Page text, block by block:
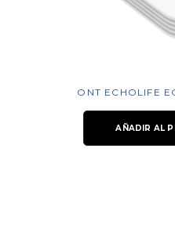
ONT ECHOLIFE
AÑADIR AL